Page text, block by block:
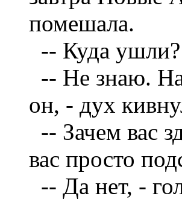
помешала.
-- Куда ушли?
-- Не знаю.
он, - дух
-- Зачем вас
вас просто
-- Да нет, -